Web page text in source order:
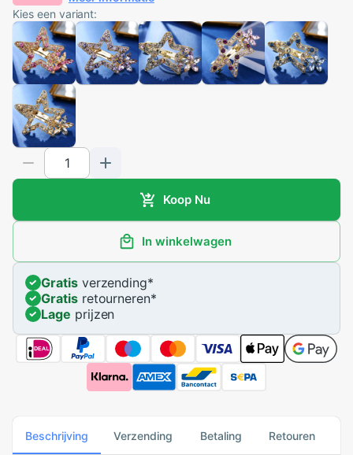
Kies een variant:
Koop Nu
In winkelwagen
Gratisverzending*
Gratisretourneren*
Lage prijzen
Beschrijving Verzending Betaling Retouren